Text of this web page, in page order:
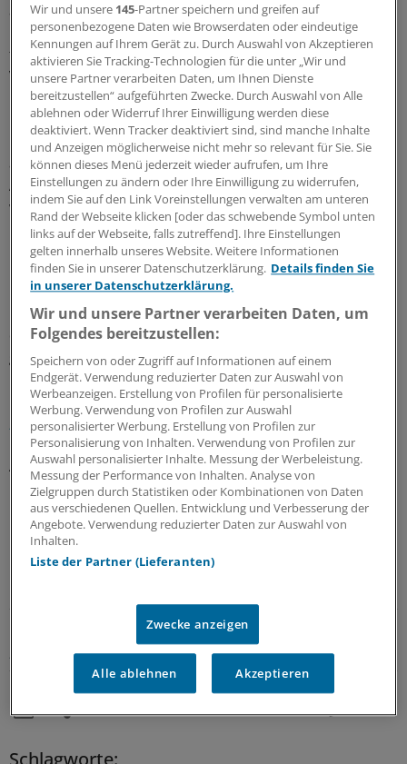
auch überproportional mehr Krankenhausbetten.“ Die
Bundesländer müssten schon deshalb möglichst rasch
für „Strukturveränderungen“ in der stationären
Versorgung sorgen.
Die Krankenhausplanung unter
Qualitätsgesichtspunkten sei ordnungspolitisch
abzusichern und dürfe nicht der steuernden
Anreizwirkung des Fallpauschalen-Systems überlassen
werden, betont Straub in seinem Beitrag.
KBV wirbt für Intersektorale Zenren
Die Diskussion über eine Umwandlung kleinerer Kliniken
in ambulante Versorgungszentren ist nicht neu. So hat
die Kassenärztliche Bundesvereinigung (KBV)
gemeinsam mit der Krankenhaus-Management-
Gesellschaft Oberender AG und der Universität
Bayreuthein entsprechendes Konzept mit dem Namen
„Intersektorale Gesundheitszentren“ (IGZ) entwickelt.
Angepeilt sind dabei Kliniken mit weniger als 150 Betten.
Dort könnten nach einer erfolgreichen Umwandlung
Hausärzte und Internisten, aber auch Chirurgen,
Patienten ambulant versorgen, mit der Möglichkeit zur
kurzstationären Aufnahme.
(hom)
Kommentar zu Klinikschließungen
Länder, hört die Signale!
Schlagworte:
Wir und unsere 145-Partner speichern und greifen auf
personenbezogene Daten wie Browserdaten oder eindeutige
Kennungen auf Ihrem Gerät zu. Durch Auswahl von Akzeptieren
aktivieren Sie Tracking-Technologien für die unter „Wir und
unsere Partner verarbeiten Daten, um Ihnen Dienste
bereitzustellen“ aufgeführten Zwecke. Durch Auswahl von Alle
ablehnen oder Widerruf Ihrer Einwilligung werden diese
deaktiviert. Wenn Tracker deaktiviert sind, sind manche Inhalte
und Anzeigen möglicherweise nicht mehr so relevant für Sie. Sie
können dieses Menü jederzeit wieder aufrufen, um Ihre
Einstellungen zu ändern oder Ihre Einwilligung zu widerrufen,
indem Sie auf den Link Voreinstellungen verwalten am unteren
Rand der Webseite klicken [oder das schwebende Symbol unten
links auf der Webseite, falls zutreffend]. Ihre Einstellungen
gelten innerhalb unseres Website. Weitere Informationen
finden Sie in unserer Datenschutzerklärung. Details finden Sie
in unserer Datenschutzerklärung.
Wir und unsere Partner verarbeiten Daten, um
Folgendes bereitzustellen:
Speichern von oder Zugriff auf Informationen auf einem
Endgerät. Verwendung reduzierter Daten zur Auswahl von
Werbeanzeigen. Erstellung von Profilen für personalisierte
Werbung. Verwendung von Profilen zur Auswahl
personalisierter Werbung. Erstellung von Profilen zur
Personalisierung von Inhalten. Verwendung von Profilen zur
Auswahl personalisierter Inhalte. Messung der Werbeleistung.
Messung der Performance von Inhalten. Analyse von
Zielgruppen durch Statistiken oder Kombinationen von Daten
aus verschiedenen Quellen. Entwicklung und Verbesserung der
Angebote. Verwendung reduzierter Daten zur Auswahl von
Inhalten.
Liste der Partner (Lieferanten)
Zwecke anzeigen
Alle ablehnen Akzeptieren